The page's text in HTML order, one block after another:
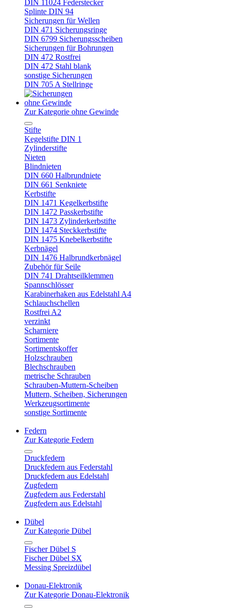
DIN 11024 Federstecker
Splinte DIN 94
Sicherungen für Wellen
DIN 471 Sicherungsringe
DIN 6799 Sicherungsscheiben
Sicherungen für Bohrungen
DIN 472 Rostfrei
DIN 472 Stahl blank
sonstige Sicherungen
DIN 705 A Stellringe
ohne Gewinde
Zur Kategorie ohne Gewinde
Stifte
Kegelstifte DIN 1
Zylinderstifte
Nieten
Blindnieten
DIN 660 Halbrundniete
DIN 661 Senkniete
Kerbstifte
DIN 1471 Kegelkerbstifte
DIN 1472 Passkerbstifte
DIN 1473 Zylinderkerbstifte
DIN 1474 Steckkerbstifte
DIN 1475 Knebelkerbstifte
Kerbnägel
DIN 1476 Halbrundkerbnägel
Zubehör für Seile
DIN 741 Drahtseilklemmen
Spannschlösser
Karabinerhaken aus Edelstahl A4
Schlauchschellen
Rostfrei A2
verzinkt
Scharniere
Sortimente
Sortimentskoffer
Holzschrauben
Blechschrauben
metrische Schrauben
Schrauben-Muttern-Scheiben
Muttern, Scheiben, Sicherungen
Werkzeugsortimente
sonstige Sortimente
Federn
Zur Kategorie Federn
Druckfedern
Druckfedern aus Federstahl
Druckfedern aus Edelstahl
Zugfedern
Zugfedern aus Federstahl
Zugfedern aus Edelstahl
Dübel
Zur Kategorie Dübel
Fischer Dübel S
Fischer Dübel SX
Messing Spreizdübel
Donau-Elektronik
Zur Kategorie Donau-Elektronik